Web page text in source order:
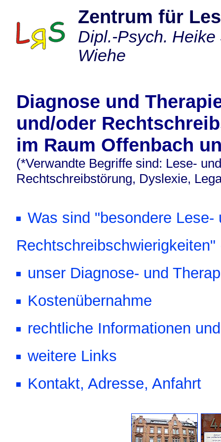
Zentrum für
Dipl.-Psych.
Wiehe
Diagnose und
und/oder
im Raum Offenbach
(*Verwandte Begriffe sind: Lese-
Rechtschreibstörung, Dyslexie,
Was sind "besondere Lese-
Rechtschreibschwierigkeiten"
unser Diagnose- und
Kostenübernahme
rechtliche Informationen
weitere Links
Kontakt, Adresse, Anfahrt